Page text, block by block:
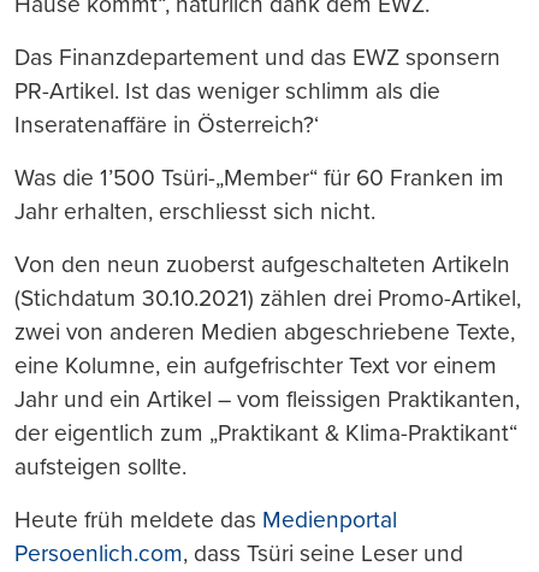
Das Finanzdepartement und das EWZ sponsern
PR-Artikel. Ist das weniger schlimm als die
Inseratenaffäre in Österreich?‘
Was die 1’500 Tsüri-„Member“ für 60 Franken im
Jahr erhalten, erschliesst sich nicht.
Von den neun zuoberst aufgeschalteten Artikeln
(Stichdatum 30.10.2021) zählen drei Promo-Artikel,
zwei von anderen Medien abgeschriebene Texte,
eine Kolumne, ein aufgefrischter Text vor einem
Jahr und ein Artikel – vom fleissigen Praktikanten,
der eigentlich zum „Praktikant & Klima-Praktikant“
aufsteigen sollte.
Heute früh meldete das Medienportal
Persoenlich.com, dass Tsüri seine Leser und